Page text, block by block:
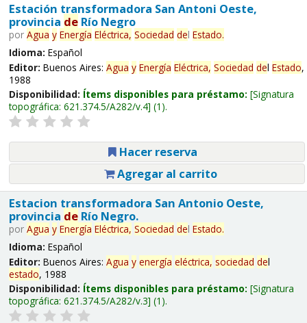
Estación transformadora San Antoni Oeste,
provincia deRío Negro
por Agua y Energía Eléctrica, Sociedad del Estado.
Idioma: Español
Editor: Buenos Aires: Agua y Energía Eléctrica, Sociedad del Estado,
1988
Disponibilidad: Ítems disponibles para préstamo: Signatura
topográfica: 621.374.5/A282/v.4 (1).
Hacer reserva
Agregar al carrito
Estacion transformadora San Antonio Oeste,
provincia deRío Negro.
por Agua y Energía Eléctrica, Sociedad del Estado.
Idioma: Español
Editor: Buenos Aires: Agua y energía eléctrica, sociedad del
estado, 1988
Disponibilidad: Ítems disponibles para préstamo: Signatura
topográfica: 621.374.5/A282/v.3 (1).